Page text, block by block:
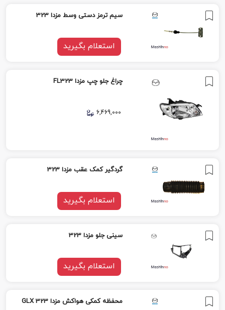
سیم ترمز دستى وسط مزدا 323
استعلام بگیرید
چراغ جلو چپ مزدا FL323
6,469,000
گردگیر کمک عقب مزدا 323
استعلام بگیرید
سینی جلو مزدا 323
استعلام بگیرید
محفظه کمکی هواکش مزدا GLX 323